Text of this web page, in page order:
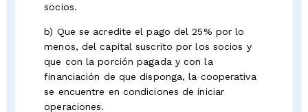
socios.
b) Que se acredite el pago del 25% por lo
menos, del capital suscrito por los socios y
que con la porción pagada y con la
financiación de que disponga, la cooperativa
se encuentre en condiciones de iniciar
operaciones.